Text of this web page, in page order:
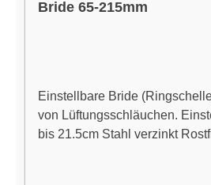
Bride 65-215mm
Einstellbare Bride
von Lüftungsschläuchen.
bis 21.5cm Stahl verzinkt